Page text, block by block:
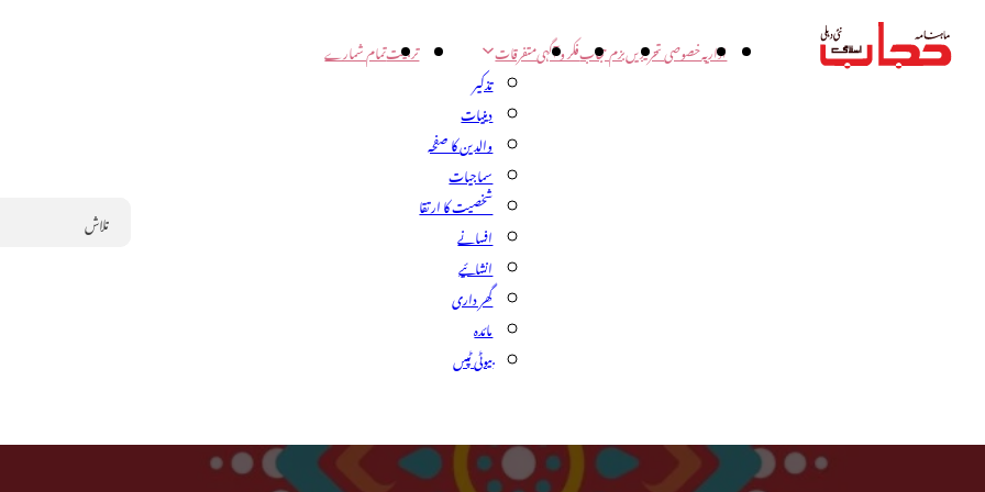
اداریہخصوصی تحریریںبزم حجابفکر و آگہیمتفرقات
تذکیر
دینیات
والدین کا صفحہ
سماجیات
شخصیت کا ارتقا
افسانے
انشائیے
گھر داری
مائدہ
بیوٹی ٹپس
تربیتتمام شمارے
Search